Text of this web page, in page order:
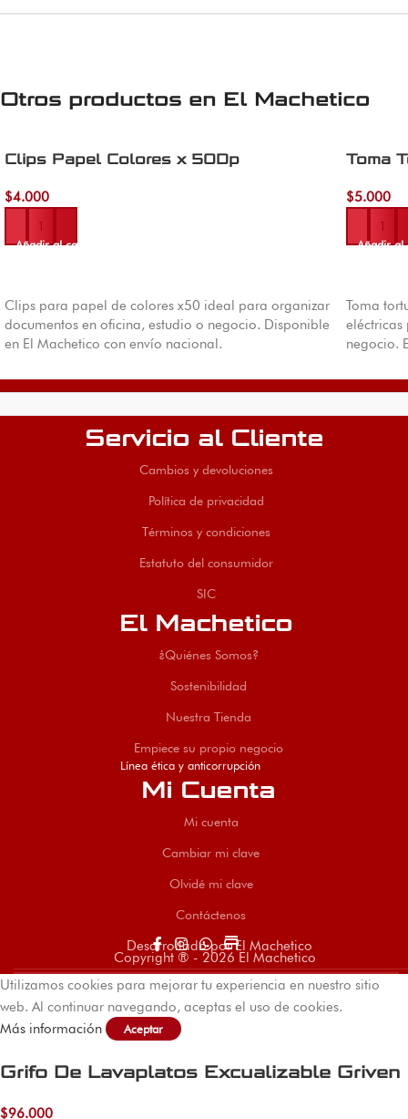
Otros productos en El Machetico
Clips Papel Colores x 50Dp
$4.000
Añadir al carrito
Clips para papel de colores x50 ideal para organizar
documentos en oficina, estudio o negocio. Disponible
en El Machetico con envío nacional.
Toma
$5.000
Añadir al
Toma
eléctricas
negocio.
Servicio al Cliente
Cambios y devoluciones
Política de privacidad
Términos y condiciones
Estatuto del consumidor
SIC
El Machetico
¿Quiénes Somos?
Sostenibilidad
Nuestra Tienda
Empiece su propio negocio
Línea ética y anticorrupción
Mi Cuenta
Mi cuenta
Cambiar mi clave
Olvidé mi clave
Contáctenos
store
Desarrollado por El Machetico
Copyright ® - 2026 El Machetico
Utilizamos cookies para mejorar tu experiencia en nuestro sitio
web. Al continuar navegando, aceptas el uso de cookies.
Más información
Aceptar
Grifo De Lavaplatos Excualizable Griven
$96.000